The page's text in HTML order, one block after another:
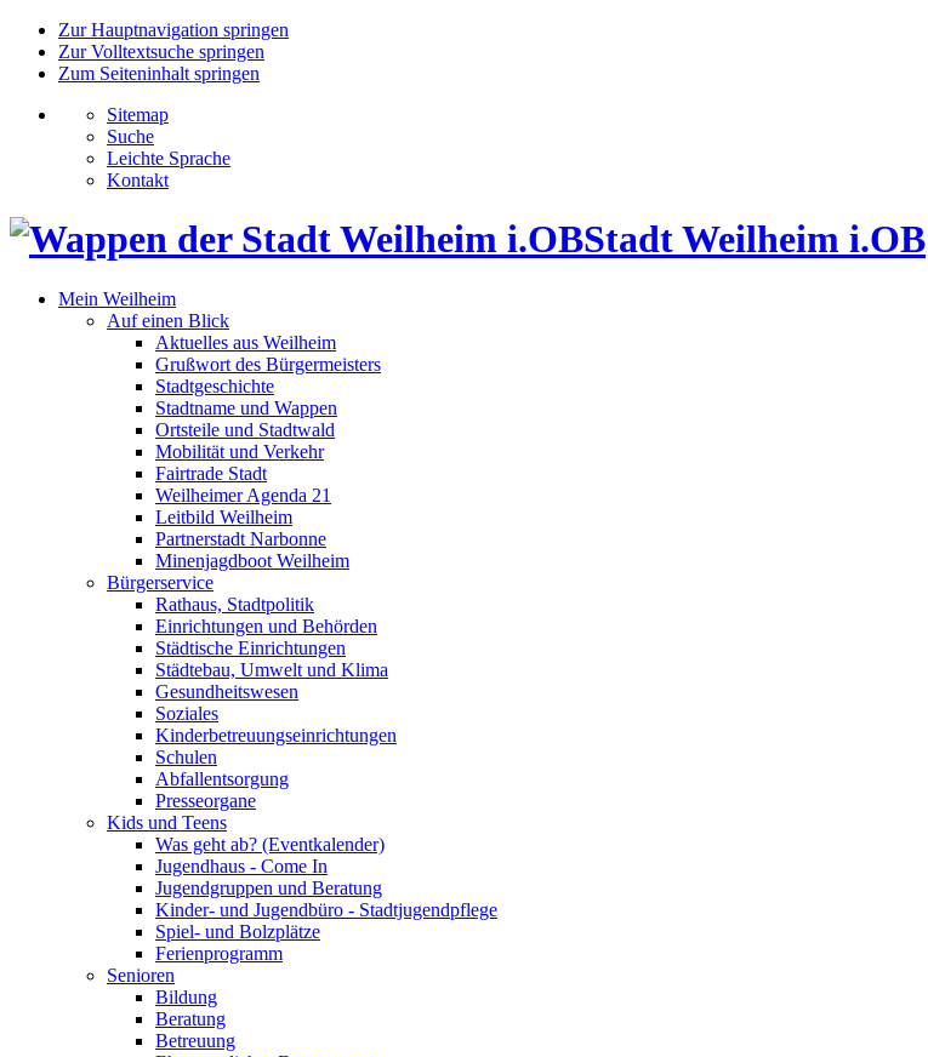
Zur Hauptnavigation springen
Zur Volltextsuche springen
Zum Seiteninhalt springen
Sitemap
Suche
Leichte Sprache
Kontakt
Stadt Weilheim i.OB
Mein Weilheim
Auf einen Blick
Aktuelles aus Weilheim
Grußwort des Bürgermeisters
Stadtgeschichte
Stadtname und Wappen
Ortsteile und Stadtwald
Mobilität und Verkehr
Fairtrade Stadt
Weilheimer Agenda 21
Leitbild Weilheim
Partnerstadt Narbonne
Minenjagdboot Weilheim
Bürgerservice
Rathaus, Stadtpolitik
Einrichtungen und Behörden
Städtische Einrichtungen
Städtebau, Umwelt und Klima
Gesundheitswesen
Soziales
Kinderbetreuungseinrichtungen
Schulen
Abfallentsorgung
Presseorgane
Kids und Teens
Was geht ab? (Eventkalender)
Jugendhaus - Come In
Jugendgruppen und Beratung
Kinder- und Jugendbüro - Stadtjugendpflege
Spiel- und Bolzplätze
Ferienprogramm
Senioren
Bildung
Beratung
Betreuung